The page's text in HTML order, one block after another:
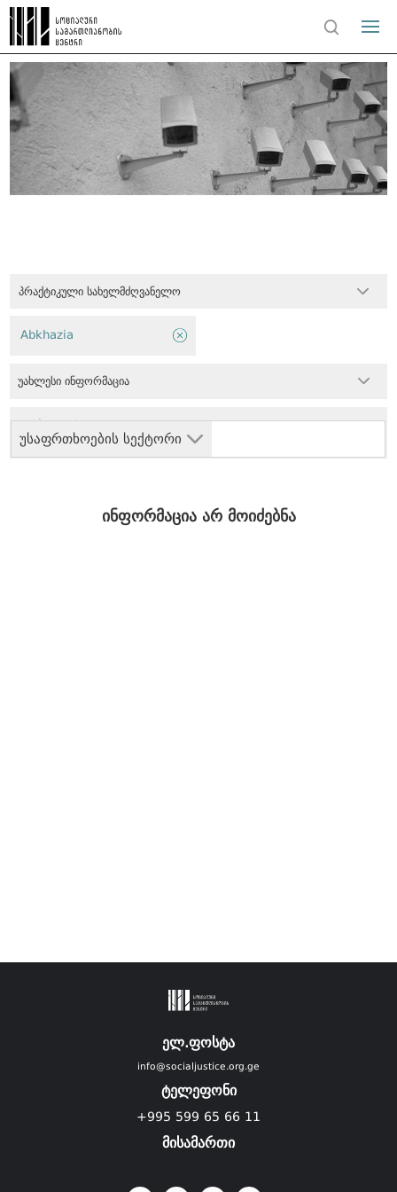
პრაქტიკული სახელმძღვანელო
უსაფრთხოების სექტორი
Abkhazia
უახლესი ინფორმაცია
ინფორმაცია არ მოიძებნა
ელ.ფოსტა
info@socialjustice.org.ge
ტელეფონი
+995 599 65 66 11
მისამართი